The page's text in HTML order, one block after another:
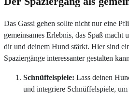
Das Gassi gehen sollte nicht nur eine
gemeinsames Erlebnis, das Spaß macht
dir und deinem Hund stärkt. Hier sind
Spaziergänge interessanter gestalten
Schnüffelspiele: Lass deinen
und integriere Schnüffelspiele,